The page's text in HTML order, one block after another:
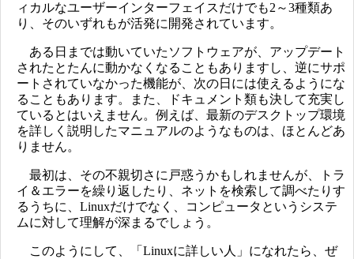
ィカルなユーザーインターフェイスだけでも2～3種類あ
り、そのいずれもが活発に開発されています。
ある日までは動いていたソフトウェアが、アップデート
されたとたんに動かなくなることもありますし、逆にサポ
ートされていなかった機能が、次の日には使えるようにな
ることもあります。また、ドキュメント類も決して充実し
ているとはいえません。例えば、最新のデスクトップ環境
を詳しく説明したマニュアルのようなものは、ほとんどあ
りません。
最初は、その不親切さに戸惑うかもしれませんが、トラ
イ＆エラーを繰り返したり、ネットを検索して調べたりす
るうちに、Linuxだけでなく、コンピュータというシステ
ムに対して理解が深まるでしょう。
このようにして、「Linuxに詳しい人」になれたら、ぜ